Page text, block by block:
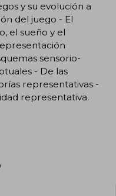
y su evolución a
del juego - El
el sueño y el
sensorio-
- De las
representativas -
representativa.